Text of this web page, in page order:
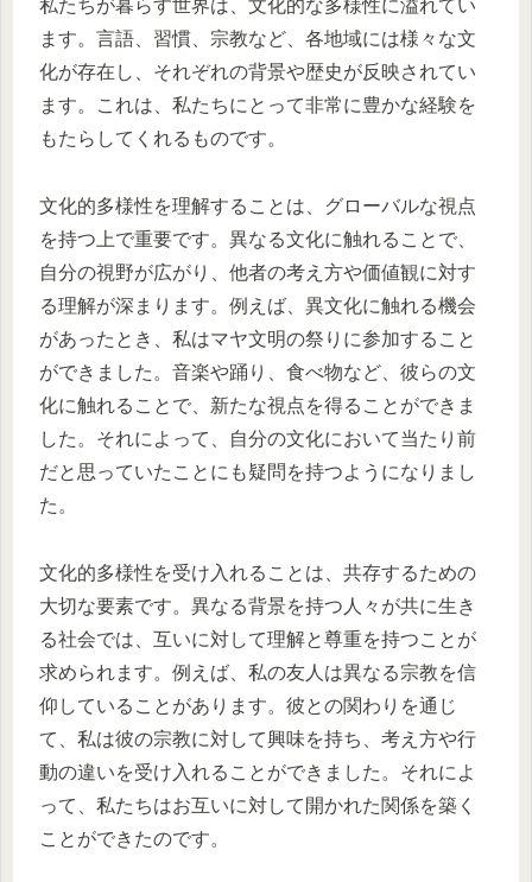
私たちが暮らす世界は、文化的な多様性に溢れてい
ます。言語、習慣、宗教など、各地域には様々な文
化が存在し、それぞれの背景や歴史が反映されてい
ます。これは、私たちにとって非常に豊かな経験を
もたらしてくれるものです。
文化的多様性を理解することは、グローバルな視点
を持つ上で重要です。異なる文化に触れることで、
自分の視野が広がり、他者の考え方や価値観に対す
る理解が深まります。例えば、異文化に触れる機会
があったとき、私はマヤ文明の祭りに参加すること
ができました。音楽や踊り、食べ物など、彼らの文
化に触れることで、新たな視点を得ることができま
した。それによって、自分の文化において当たり前
だと思っていたことにも疑問を持つようになりまし
た。
文化的多様性を受け入れることは、共存するための
大切な要素です。異なる背景を持つ人々が共に生き
る社会では、互いに対して理解と尊重を持つことが
求められます。例えば、私の友人は異なる宗教を信
仰していることがあります。彼との関わりを通じ
て、私は彼の宗教に対して興味を持ち、考え方や行
動の違いを受け入れることができました。それによ
って、私たちはお互いに対して開かれた関係を築く
ことができたのです。